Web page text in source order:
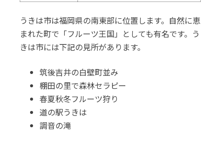
うきは市は福岡県の南東部に位置します。自然に恵
まれた町で「フルーツ王国」としても有名です。う
きは市には下記の見所があります。
筑後吉井の白壁町並み
棚田の里で森林セラピー
春夏秋冬フルーツ狩り
道の駅うきは
調音の滝